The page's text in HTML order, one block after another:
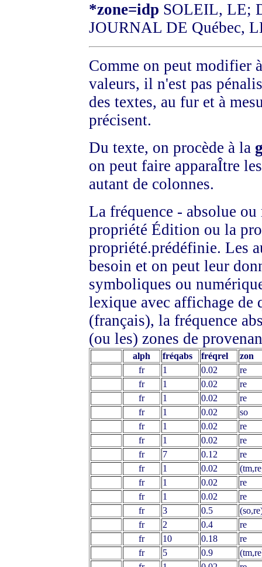
*zone=idp SOLEIL, LE;
JOURNAL DE Québec,
Comme on peut modifier
valeurs, il n'est pas
des textes, au fur et à
précisent.
Du texte, on procède à la
on peut faire apparaÎtre
autant de colonnes.
La fréquence - absolue
propriété Édition ou la
propriété.prédéfinie. Les
besoin et on peut leur
symboliques ou
lexique avec affichage de
(français), la fréquence
(ou les) zones de
alph fréqabs fréqrel
zon
fr
1 0.02
re
fr
1 0.02
re
fr
1 0.02
re
fr
1 0.02
so
fr
1 0.02
re
fr
1 0.02
re
fr
7 0.12
re
fr
1 0.02
fr
1 0.02
re
fr
1 0.02
re
fr
3 0.5
fr
2 0.4
re
fr
10 0.18
re
fr
5 0.9